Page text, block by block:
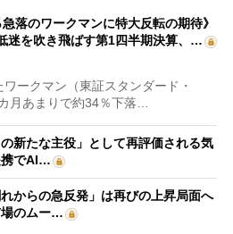
急落のワークマンに特大反転の期待》
迷を吹き飛ばす第1四半期決算、…
ークマン（東証スタンダード・
月あまりで約34％下落…
新たな主役」として再評価される気
でAI…
からの急反発」は再びの上昇局面へ
のムー…